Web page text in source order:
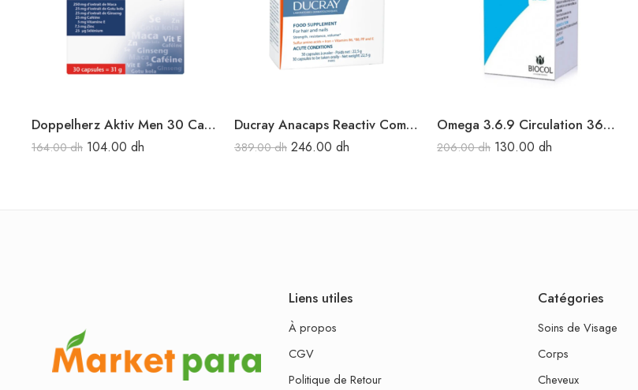
Doppelherz Aktiv Men 30 Caps.
164.00dh 104.00 dh
Ducray Anacaps Reactiv Complément alimentaire 30 capsules
389.00dh 246.00 dh
Omega 3.6.9 Circulation 36Caps.
206.00dh 130.00 dh
Liens utiles
À propos
CGV
Politique de Retour
Catégories
Soins de Visage
Corps
Cheveux